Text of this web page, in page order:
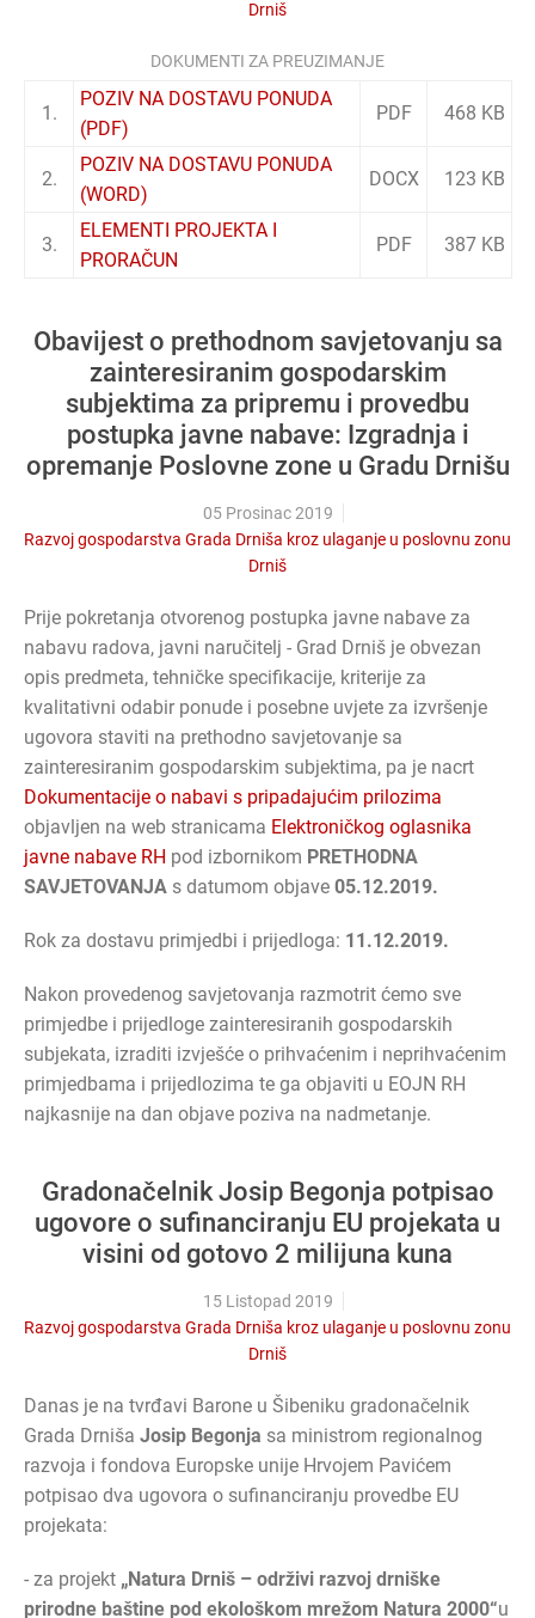
Drniš
DOKUMENTI ZA PREUZIMANJE
1.
POZIV NA DOSTAVU PONUDA
(PDF)
PDF 468 KB
2.
POZIV NA DOSTAVU PONUDA
(WORD)
DOCX 123 KB
3.
ELEMENTI PROJEKTA I
PRORAČUN
PDF 387 KB
Obavijest o prethodnom savjetovanju sa
zainteresiranim gospodarskim
subjektima za pripremu i provedbu
postupka javne nabave: Izgradnja i
opremanje Poslovne zone u Gradu Drnišu
05 Prosinac 2019
Razvoj gospodarstva Grada Drniša kroz ulaganje u poslovnu zonu
Drniš
Prije pokretanja otvorenog postupka javne nabave za
nabavu radova, javni naručitelj - Grad Drniš je obvezan
opis predmeta, tehničke specifikacije, kriterije za
kvalitativni odabir ponude i posebne uvjete za izvršenje
ugovora staviti na prethodno savjetovanje sa
zainteresiranim gospodarskim subjektima, pa je nacrt
Dokumentacije o nabavi s pripadajućim prilozima
objavljen na web stranicama Elektroničkog oglasnika
javne nabave RH pod izbornikom PRETHODNA
SAVJETOVANJA s datumom objave 05.12.2019.
Rok za dostavu primjedbi i prijedloga: 11.12.2019.
Nakon provedenog savjetovanja razmotrit ćemo sve
primjedbe i prijedloge zainteresiranih gospodarskih
subjekata, izraditi izvješće o prihvaćenim i neprihvaćenim
primjedbama i prijedlozima te ga objaviti u EOJN RH
najkasnije na dan objave poziva na nadmetanje.
Gradonačelnik Josip Begonja potpisao
ugovore o sufinanciranju EU projekata u
visini od gotovo 2 milijuna kuna
15 Listopad 2019
Razvoj gospodarstva Grada Drniša kroz ulaganje u poslovnu zonu
Drniš
Danas je na tvrđavi Barone u Šibeniku gradonačelnik
Grada Drniša Josip Begonja sa ministrom regionalnog
razvoja i fondova Europske unije Hrvojem Pavićem
potpisao dva ugovora o sufinanciranju provedbe EU
projekata:
- za projekt „Natura Drniš – održivi razvoj drniške
prirodne baštine pod ekološkom mrežom Natura 2000“u